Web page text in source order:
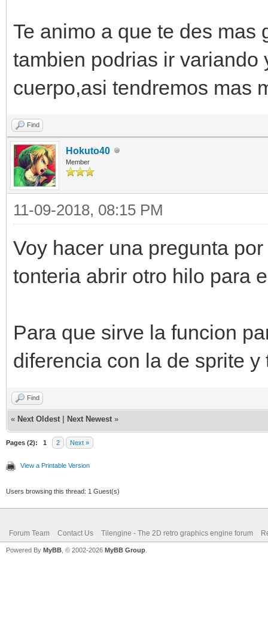
Te animo a que te des
tambien podrias ir
cuerpo,asi tendremos mas
Find
Hokuto40
Member
11-09-2018, 08:15 PM
Voy hacer una pregunta
tonteria abrir otro hilo para
Para que sirve la funcion
diferencia con la de sprite y
Find
« Next Oldest Next Newest »
Pages (2): 1 2 Next »
View a Printable Version
Users browsing this thread: 1 Guest(s)
Forum Team Contact Us Tilengine - The 2D retro graphics engine forum
Powered By MyBB , © 2002-2026 MyBB Group